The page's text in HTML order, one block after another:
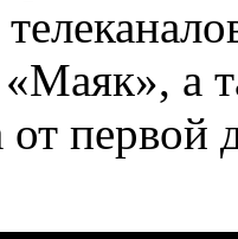
а
первой